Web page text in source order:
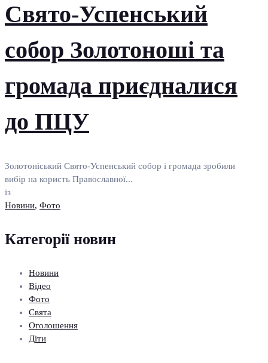
Свято-Успенський
собор Золотоноші та
громада приєдналися
до ПЦУ
Золотоніський Свято-Успенський собор і громада зробили
вибір на користь Православної...
із
Новини, Фото
Категорії новин
Новини
Відео
Фото
Свята
Оголошення
Діти